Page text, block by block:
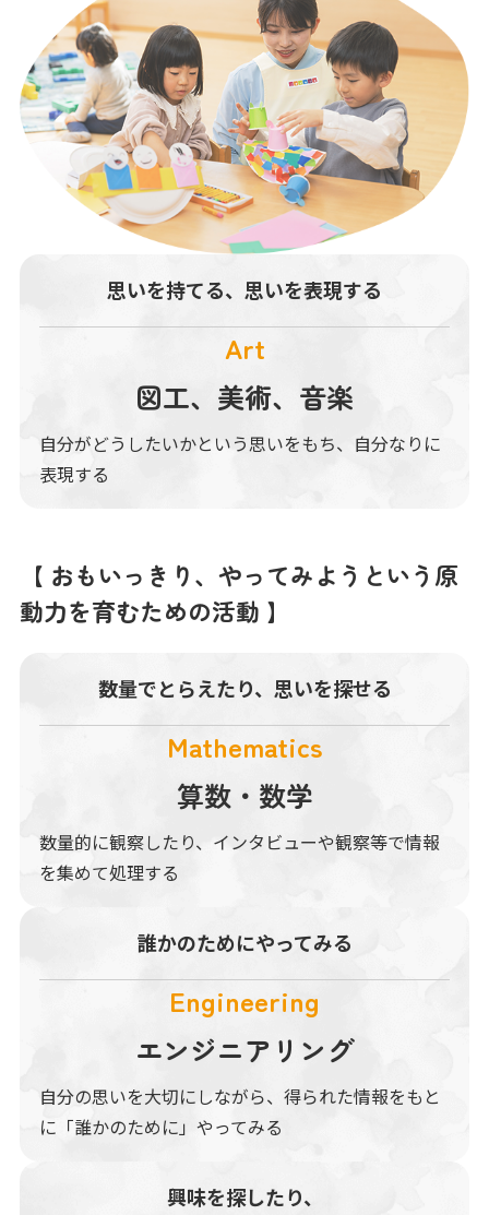
思いを持てる、 思いを表現する
Art
図工、美術、音楽
自分がどうしたいかという思いをもち、自分なりに
表現する
【 おもいっきり、やってみようという原
動力を育むための活動 】
数量でとらえたり、 思いを探せる
Mathematics
算数・数学
数量的に観察したり、インタビューや観察等で情報
を集めて処理する
誰かのためにやってみる
Engineering
エンジニアリング
自分の思いを大切にしながら、得られた情報をもと
に「誰かのために」やってみる
興味を探したり、